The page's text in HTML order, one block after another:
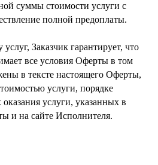
суммы стоимости услуги с
полной предоплаты.
Заказчик гарантирует, что
все условия Оферты в том
в тексте настоящего Оферты,
услуги, порядке
оказания услуги, указанных в
и на сайте Исполнителя.